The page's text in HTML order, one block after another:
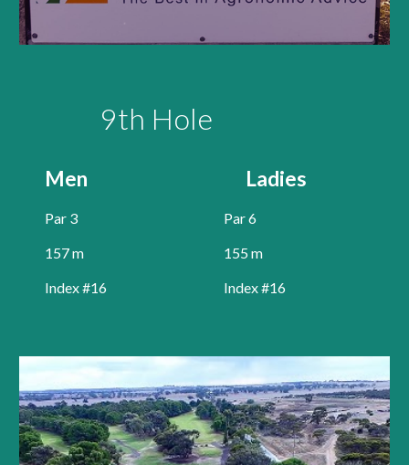
9th Hole
Men Ladies
Par 3 Par 6
157 m 155 m
Index #16 Index #16